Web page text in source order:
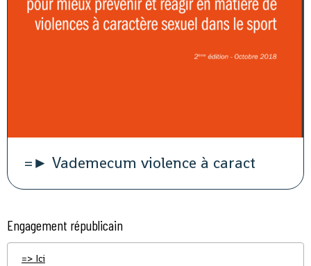
=► Vademecum violence à caract
Engagement républicain
=> Ici